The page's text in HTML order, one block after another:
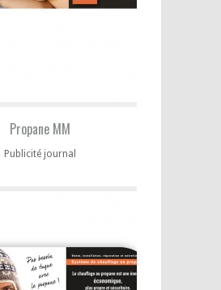
Propane MM
Publicité journal